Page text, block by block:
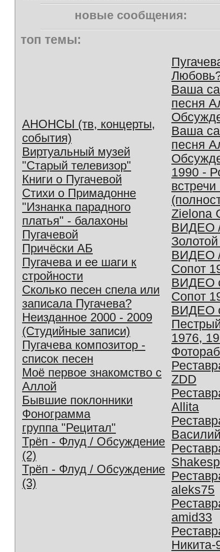
новые сообщения:
топ темы:
АНОНСЫ (тв, концерты,
события)
Виртуальный музей
"Старый телевизор"
Книги о Пугачевой
Стихи о Примадонне
"Изнанка парадного
платья" - балахоны
Пугачевой
Причёски АБ
Пугачева и ее шаги к
стройности
Сколько песен спела или
записала Пугачева?
Неизданное 2000 - 2009
(Студийные записи)
Пугачева композитор -
список песен
Моё первое знакомство с
Аллой
Бывшие поклонники
Фонограмма
группа "Рецитал"
Трёп - Флуд / Обсуждение
(2)
Трёп - Флуд / Обсуждение
(3)
Ваша
песня
Ваша
песня
1990 -
Zielona
ВИДЕО
ВИДЕО
Сопот
ВИДЕО
Сопот
ВИДЕО
1976,
ZDD
Allita
aleks75
amid33
Никита-